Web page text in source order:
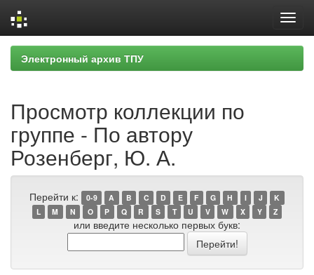
Skip
navigation
Электронный архив ТПУ
Просмотр коллекции по
группе - По автору
Розенберг, Ю. А.
Перейти к: 0-9 A B C D E F G H I J
K
L
M N O P Q R S T U V W X Y Z
или введите несколько первых букв: